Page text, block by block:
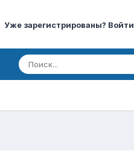
Уже зарегистрированы? Войти